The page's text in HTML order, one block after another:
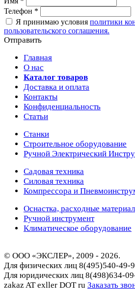
Телефон *
Я принимаю условия политики
пользовательского соглашения.
Отправить
Главная
О нас
Каталог товаров
Доставка и оплата
Контакты
Конфиденциальность
Статьи
Станки
Строительное оборудование
Ручной Электрический
Садовая техника
Силовая техника
Компрессора и
Оснастка, расходные
Ручной инструмент
Климатическое оборудование
© ООО «ЭКСЛЕР», 2009 - 2026.
Для физических лиц 8(495)540-49-
Для юридических лиц 8(498)634-
zakaz AT exller DOT ru Заказать